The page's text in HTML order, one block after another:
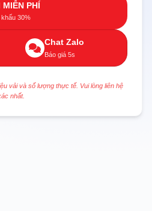
PHÍ
30%
Chat Zalo
Báo giá 5s
vải và số lượng thực tế. Vui lòng liên hệ
nhất.